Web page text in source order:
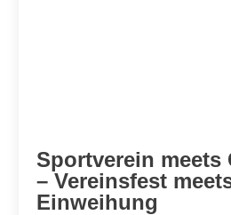
Sportverein meets
– Vereinsfest
Einweihung